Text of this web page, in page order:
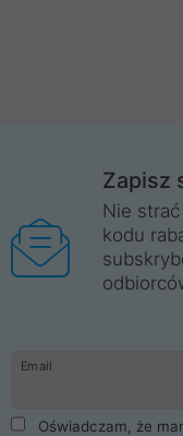
Zapisz
Nie
kodu
Email
Oświadczam, że